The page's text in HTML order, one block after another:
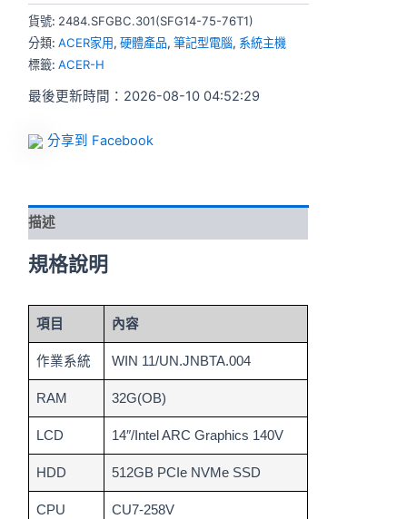
貨號: 2484.SFGBC.301(SFG14-75-76T1)
分類:ACER家用,硬體產品,筆記型電腦, 系統主機
標籤:ACER-H
最後更新時間：2026-08-10 04:52:29
分享到 Facebook
描述
規格說明
項目 內容
作業系統 WIN 11/UN.JNBTA.004
RAM 32G(OB)
LCD 14″/Intel ARC Graphics 140V
HDD 512GB PCIe NVMe SSD
CPU CU7-258V